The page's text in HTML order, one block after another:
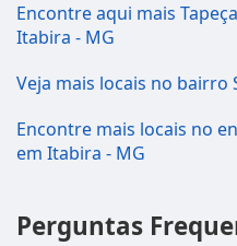
Encontre aqui mais
Itabira - MG
Veja mais locais no bairro
Encontre mais locais no
em Itabira - MG
Perguntas